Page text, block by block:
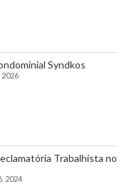
Syndkos
2026
Trabalhista no
2024